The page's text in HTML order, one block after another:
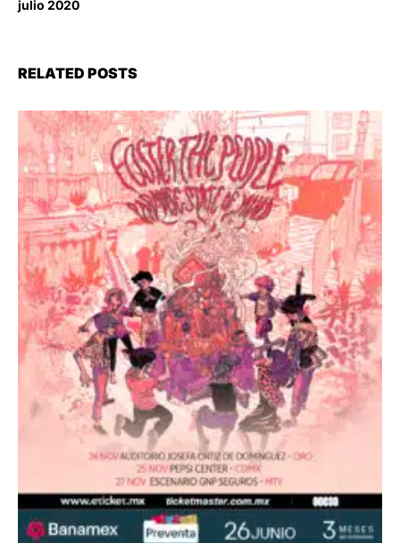
julio 2020
RELATED POSTS